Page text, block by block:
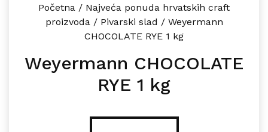
Početna / Najveća ponuda hrvatskih craft
proizvoda/ Pivarski slad / Weyermann
CHOCOLATE RYE 1 kg
Weyermann CHOCOLATE
RYE 1 kg